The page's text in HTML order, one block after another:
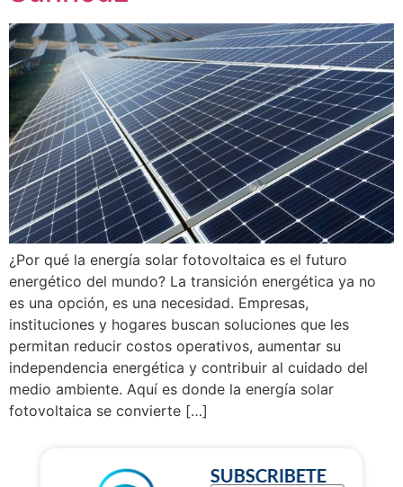
¿Por qué la energía solar fotovoltaica es el futuro
energético del mundo? La transición energética ya no
es una opción, es una necesidad. Empresas,
instituciones y hogares buscan soluciones que les
permitan reducir costos operativos, aumentar su
independencia energética y contribuir al cuidado del
medio ambiente. Aquí es donde la energía solar
fotovoltaica se convierte […]
SUBSCRIBETE